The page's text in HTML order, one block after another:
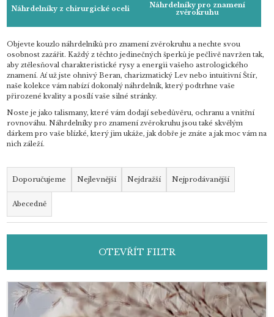
Náhrdelníky z chirurgické oceli
Náhrdelníky pro znamení
zvěrokruhu
Objevte kouzlo náhrdelníků pro znamení zvěrokruhu a nechte svou
osobnost zazářit. Každý z těchto jedinečných šperků je pečlivě navržen tak,
aby ztělesňoval charakteristické rysy a energii vašeho astrologického
znamení. Ať už jste ohnivý Beran, charizmatický Lev nebo intuitivní Štír,
naše kolekce vám nabízí dokonalý náhrdelník, který podtrhne vaše
přirozené kvality a posílí vaše silné stránky.
Noste je jako talismany, které vám dodají sebedůvěru, ochranu a vnitřní
rovnováhu. Náhrdelníky pro znamení zvěrokruhu jsou také skvělým
dárkem pro vaše blízké, který jim ukáže, jak dobře je znáte a jak moc vám na
nich záleží.
Ř
a
z
e
n
r
o
d
Doporučujeme Nejlevnější Nejdražší Nejprodávanější
Abecedně
OTEVŘÍT FILTR
V
ý